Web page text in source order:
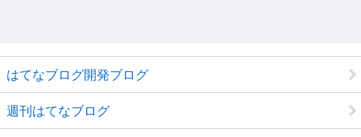
はてなブログ開発ブログ
週刊はてなブログ